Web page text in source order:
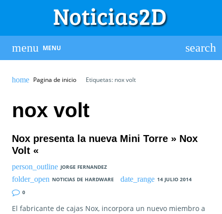
MENU
Pagina de inicio Etiquetas: nox volt
nox volt
Nox presenta la nueva Mini Torre » Nox
Volt «
JORGE FERNANDEZ
NOTICIAS DE HARDWARE
14 JULIO 2014
0
El fabricante de cajas Nox, incorpora un nuevo miembro a